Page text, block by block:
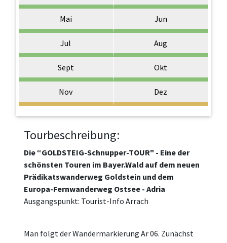
Mai Jun
Jul Aug
Sept Okt
Nov Dez
Tourbeschreibung:
Die “GOLDSTEIG-Schnupper-TOUR" - Eine der
schönsten Touren im Bayer.Wald auf dem neuen
Prädikatswanderweg Goldstein und dem
Europa-Fernwanderweg Ostsee - Adria
Ausgangspunkt: Tourist-Info Arrach
Man folgt der Wandermarkierung Ar 06. Zunächst